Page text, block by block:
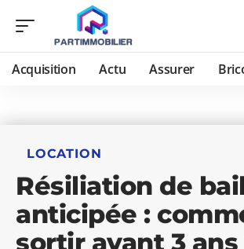
Acquisition Actu Assurer
LOCATION
Résiliation de bail
anticipée :
sortir avant 3 ans